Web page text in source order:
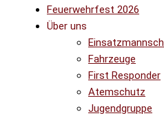
Feuerwehrfest 2026
Über uns
Fahrzeuge
First Responder
Atemschutz
Jugendgruppe